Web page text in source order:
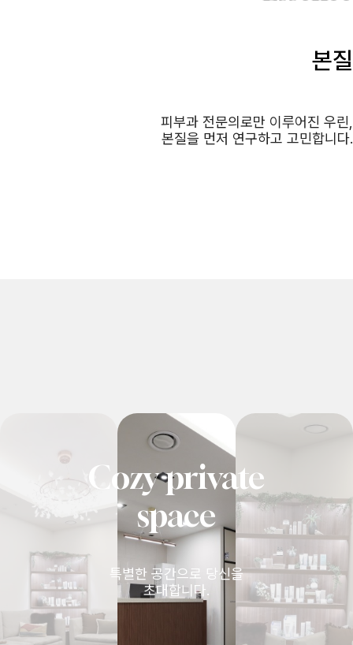
본질
피부과 전문의로만 이루어진 우린,
본질을 먼저 연구하고 고민합니다.
Cozy private
space
특별한 공간으로 당신을
초대합니다.